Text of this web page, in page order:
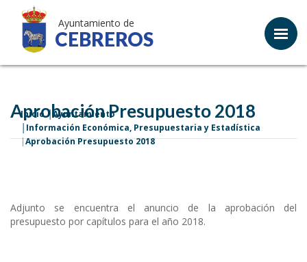
Ayuntamiento de
CEBREROS
Aprobación Presupuesto 2018
Inicio
Ayuntamiento
Información Económica, Presupuestaria y Estadística
Aprobación Presupuesto 2018
Adjunto se encuentra el anuncio de la aprobación del
presupuesto por capítulos para el año 2018.